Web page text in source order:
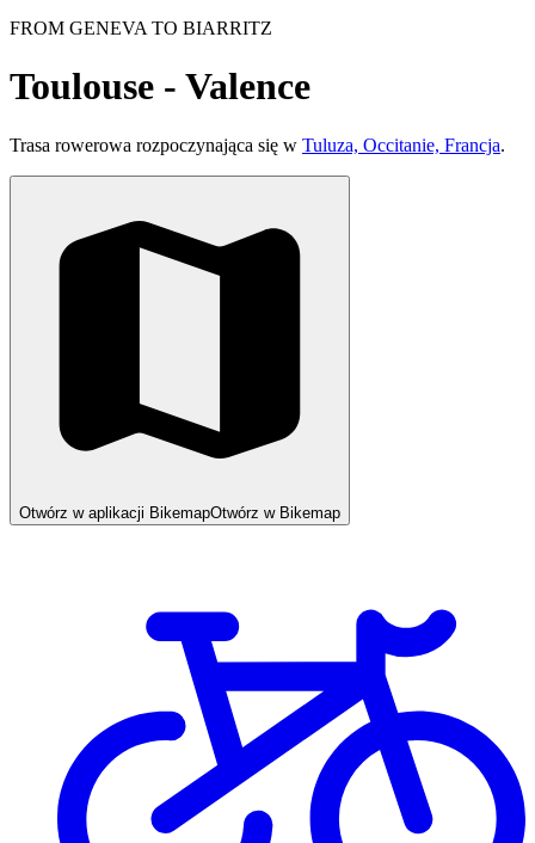
FROM GENEVA TO BIARRITZ
Toulouse - Valence
Trasa rowerowa rozpoczynająca się w Tuluza, Occitanie, Francja.
Otwórz w aplikacji BikemapOtwórz w Bikemap